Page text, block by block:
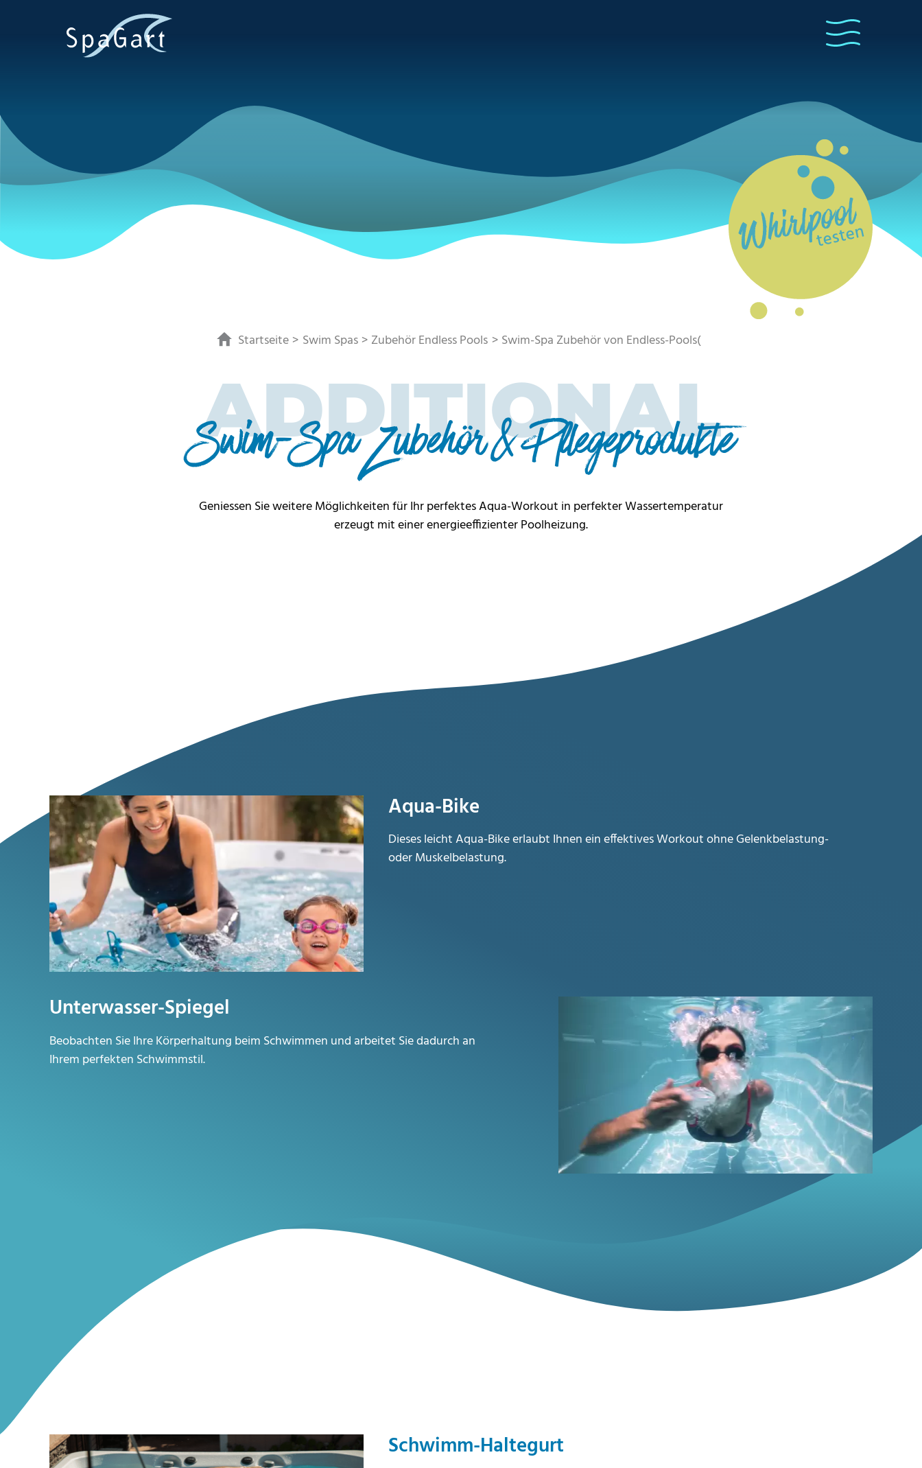
Whirl Pool testen
Startseite Swim Spas Zubehör Endless Pools Swim-Spa Zubehör von Endless-Pools(
ADDITIONAL
Swim-Spa Zubehör & Pflegeprodukte
Geniessen Sie weitere Möglichkeiten für Ihr perfektes Aqua-Workout in perfekter Wassertemperatur
erzeugt mit einer energieeffizienter Poolheizung.
Aqua-Bike
Dieses leicht Aqua-Bike erlaubt Ihnen ein effektives Workoutohne Gelenkbelastung-
oderMuskelbelastung.
Unterwasser-Spiegel
Beobachten Sie Ihre Körperhaltung beim Schwimmen und arbeitet Sie dadurch an
Ihrem perfekten Schwimmstil.
Schwimm-Haltegurt